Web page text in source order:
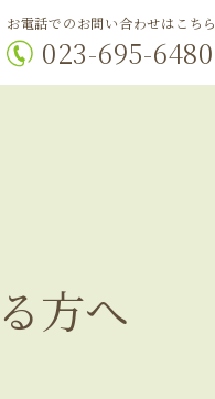
お電話でのお問い合わせはこちら
023-695-6480
方へ